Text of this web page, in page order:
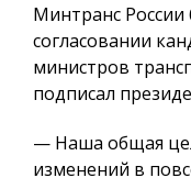
Минтранс России
согласовании
министров
подписал
— Наша общая
изменений в